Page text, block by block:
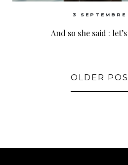
3
And so she said :
OLDER